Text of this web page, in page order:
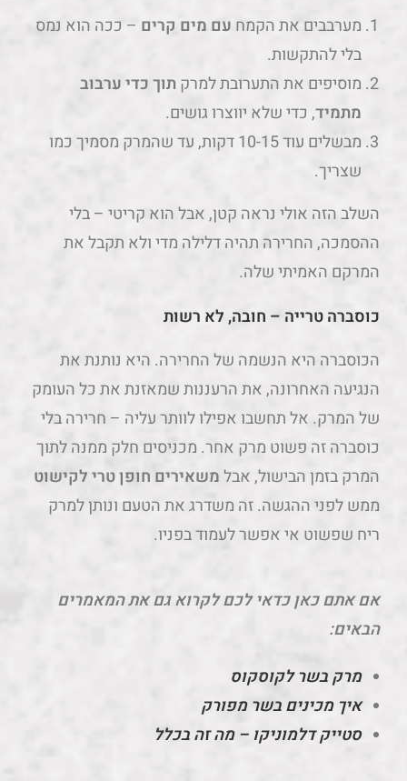
מערבבים את הקמח עם מים קרים – ככה הוא נמס
בלי להתקשות.
מוסיפים את התערובת למרקתוך כדי ערבוב
מתמיד, כדי שלא יווצרו גושים.
מבשלים עוד 10-15 דקות, עד שהמרק מסמיך כמו
שצריך.
השלב הזה אולי נראה קטן, אבל הוא קריטי – בלי
ההסמכה, החרירה תהיה דלילה מדי ולא תקבל את
המרקם האמיתי שלה.
כוסברה טרייה – חובה, לא רשות
הכוסברה היא הנשמה של החרירה. היא נותנת את
הנגיעה האחרונה, את הרעננות שמאזנת את כל העומק
של המרק. אל תחשבו אפילו לוותר עליה – חרירה בלי
כוסברה זה פשוט מרק אחר. מכניסים חלק ממנה לתוך
המרק בזמן הבישול, אבלמשאירים חופן טרי לקישוט
ממש לפני ההגשה. זה משדרג את הטעם ונותן למרק
ריח שפשוט אי אפשר לעמוד בפניו.
אם אתם כאן כדאי לכם לקרוא גם את המאמרים
הבאים:
מרק בשר לקוסקוס
איך מכינים בשר מפורק
סטייק דלמוניקו – מה זה בכלל